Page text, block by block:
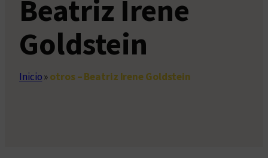
Beatriz Irene
Goldstein
Inicio»otros – Beatriz Irene Goldstein